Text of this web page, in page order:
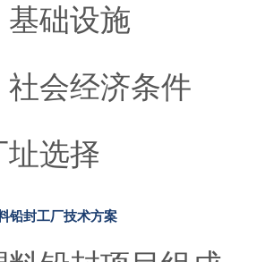
基础设施
社会经济条件
址选择
铅封工厂技术方案